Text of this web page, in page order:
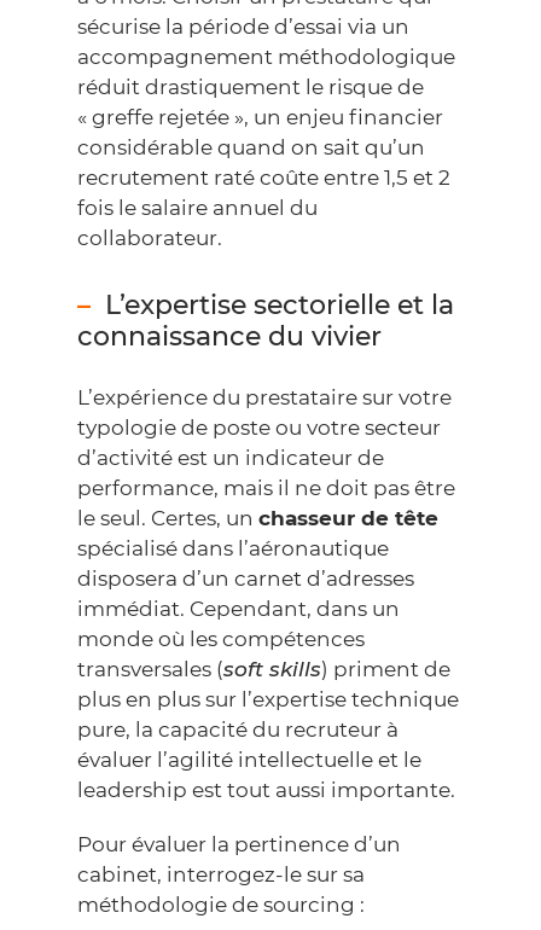
sécurise la période d’essai via un
accompagnement méthodologique
réduit drastiquement le risque de
« greffe rejetée », un enjeu financier
considérable quand on sait qu’un
recrutement raté coûte entre 1,5 et 2
fois le salaire annuel du
collaborateur.
L’expertise sectorielle et la
connaissance du vivier
L’expérience du prestataire sur votre
typologie de poste ou votre secteur
d’activité est un indicateur de
performance, mais il ne doit pas être
le seul. Certes, un chasseur de tête
spécialisé dans l’aéronautique
disposera d’un carnet d’adresses
immédiat. Cependant, dans un
monde où les compétences
transversales (soft skills) priment de
plus en plus sur l’expertise technique
pure, la capacité du recruteur à
évaluer l’agilité intellectuelle et le
leadership est tout aussi importante.
Pour évaluer la pertinence d’un
cabinet, interrogez-le sur sa
méthodologie de sourcing :